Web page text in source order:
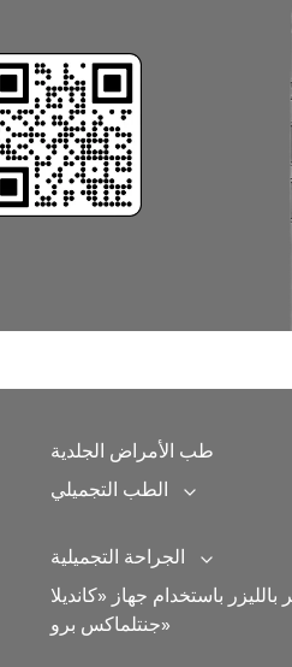
طب الأمراض الجلدية
الطب التجميلي
Expand
الجراحة التجميلية
Expand
بالليزر باستخدام جهاز «كانديلا
جنتلماكس برو»